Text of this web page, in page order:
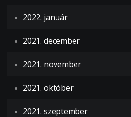
2022. január
2021. december
2021. november
2021. október
2021. szeptember